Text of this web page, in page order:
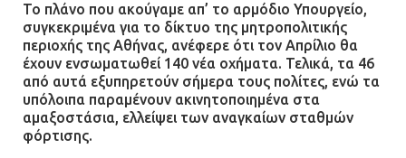
Το πλάνο που ακούγαμε απ’ το αρμόδιο Υπουργείο,
συγκεκριμένα για το δίκτυο της μητροπολιτικής
περιοχής της Αθήνας, ανέφερε ότι τον Απρίλιο θα
έχουν ενσωματωθεί 140 νέα οχήματα. Τελικά, τα 46
από αυτά εξυπηρετούν σήμερα τους πολίτες, ενώ τα
υπόλοιπα παραμένουν ακινητοποιημένα στα
αμαξοστάσια, ελλείψει των αναγκαίων σταθμών
φόρτισης.